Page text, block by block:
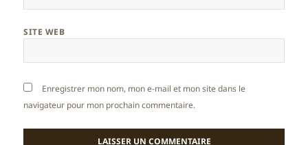
SITE WEB
Enregistrer mon nom, mon e-mail et mon site dans le
navigateur pour mon prochain commentaire.